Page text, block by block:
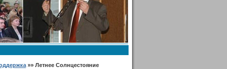
»» Летнее Солнцестояние